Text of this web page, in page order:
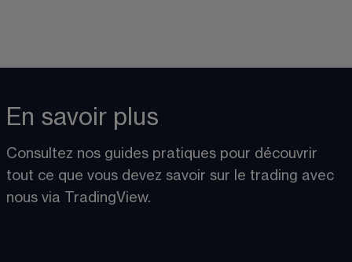
En savoir plus
Consultez nos guides pratiques pour découvrir
tout ce que vous devez savoir sur le trading avec
nous via TradingView.